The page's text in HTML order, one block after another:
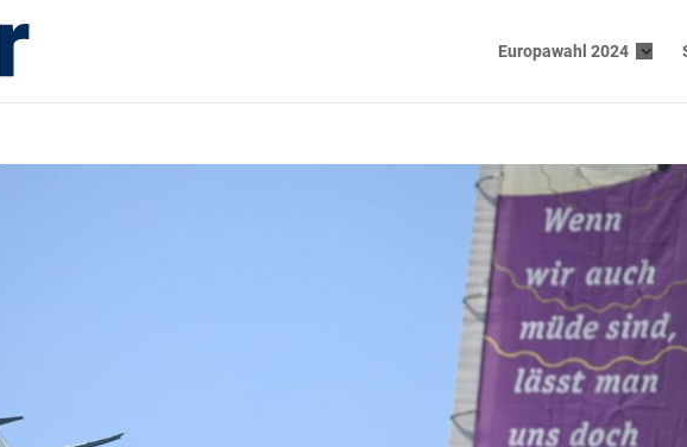
Europawahl 2024